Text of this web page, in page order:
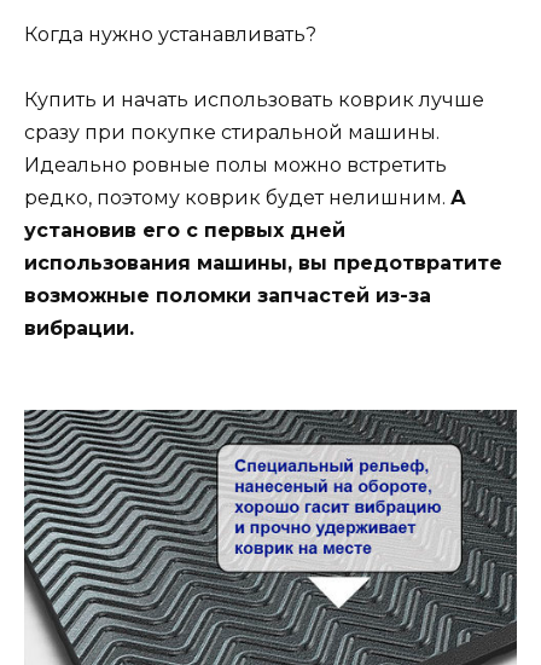
Когда нужно устанавливать?
Купить и начать использовать коврик лучше
сразу при покупке стиральной машины.
Идеально ровные полы можно встретить
редко, поэтому коврик будет нелишним. А
установив его с первых дней
использования машины, вы предотвратите
возможные поломки запчастей из-за
вибрации.